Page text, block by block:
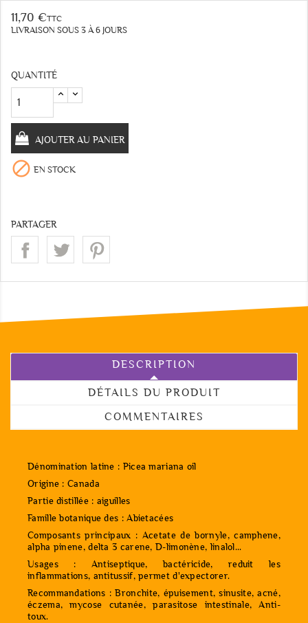
11,70 €TTC
LIVRAISON SOUS 3 À 6 JOURS
QUANTITÉ
AJOUTER AU PANIER
 EN STOCK
PARTAGER
DESCRIPTION
DÉTAILS DU PRODUIT
COMMENTAIRES
Dénomination latine : Picea mariana oil
Origine : Canada
Partie distillée : aiguilles
Famille botanique des : Abietacées
Composants principaux : Acetate de bornyle, camphene,
alpha pinene, delta 3 carene, D-limonène, linalol...
Usages : Antiseptique, bactéricide, reduit les
inflammations, antitussif, permet d'expectorer.
Recommandations : Bronchite, épuisement, sinusite, acné,
éczema, mycose cutanée, parasitose intestinale, Anti-
toux.